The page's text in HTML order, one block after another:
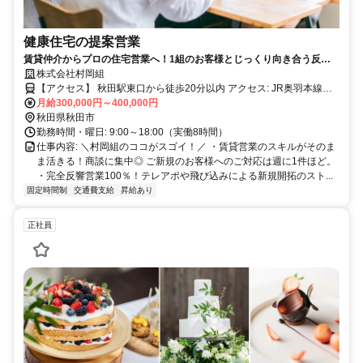
健康住宅の提案営業
賃貸仲介からプロの住宅営業へ！1組のお客様とじっくり向き合う反響
営業！自然素材の健康住宅！／残業月10h以内！
株式会社村岡組
【アクセス】 秋田駅東口から徒歩20分以内 アクセス: JR奥羽本線
「四ツ小屋駅」より車で約5分、または「秋田駅」より車で約15分
（バスの場合：秋田駅東口バスターミナルより秋田中央交通バス「御
所野線」乗車、「御所野小学校前」バス停下車徒歩約3分）
月給300,000円～400,000円
秋田県秋田市
勤務時間・曜日: 9:00～18:00（実働8時間）
仕事内容: ＼村岡組のココがスゴイ！／ ・賃貸営業のスキルがそのま
ま活きる！商談に集中◎ ご新規のお客様へのご対応は週に1件ほど。
・完全反響営業100％！テレアポや飛び込みによる新規開拓のスト...
固定時間制 交通費支給 昇給あり
正社員